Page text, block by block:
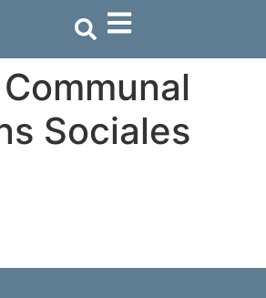
Sociales